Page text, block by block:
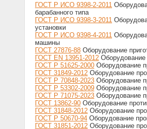
ГОСТ Р ИСО 9398-2-2011
барабанного типа
ГОСТ Р ИСО 9398-3-2011
установки
ГОСТ Р ИСО 9398-4-2011
машины
ГОСТ 27876-88 Оборудование
ГОСТ EN 13951-2012 Оборудование
ГОСТ Р 51625-2000 Оборудование
ГОСТ 31849-2012 Оборудование
ГОСТ Р 70848-2023 Оборудование
ГОСТ Р 53302-2009 Оборудование
ГОСТ Р 71075-2023 Оборудование
ГОСТ 13862-90 Оборудование
ГОСТ 31848-2012 Оборудование
ГОСТ Р 50670-94 Оборудование
ГОСТ 31851-2012 Оборудование